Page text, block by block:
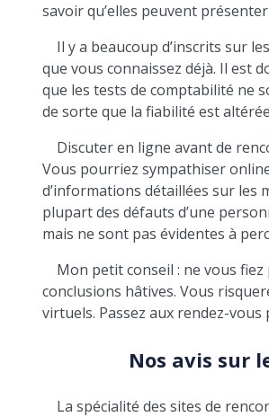
savoir qu’elles peuvent
Il y a beaucoup d’inscrits sur
que vous connaissez déjà. Il est
que les tests de comptabilité ne
de sorte que la fiabilité est
Discuter en ligne avant de
Vous pourriez sympathiser
d’informations détaillées sur les
plupart des défauts d’une
mais ne sont pas évidentes à
Mon petit conseil : ne vous
conclusions hâtives. Vous
virtuels. Passez aux rendez-
Nos avis sur
La spécialité des sites de